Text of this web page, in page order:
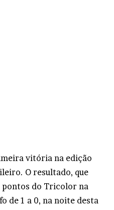
vitória na edição
O resultado, que
do Tricolor na
de 1 a 0, na noite desta